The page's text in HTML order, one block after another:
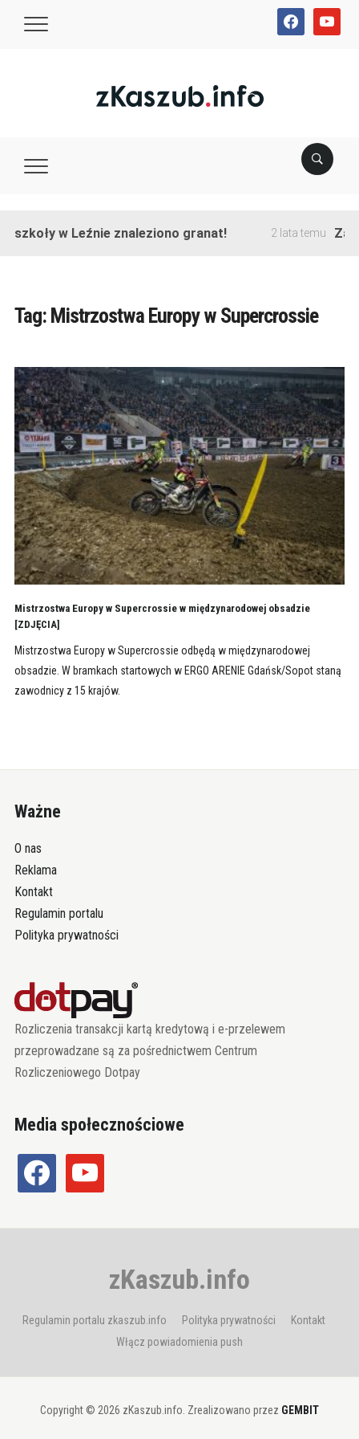
facebookyoutube
szkoły w Leźnie znaleziono granat! 2 lata temu
Tag: Mistrzostwa Europy w Supercrossie
Mistrzostwa Europy w Supercrossie w międzynarodowej obsadzie
[ZDJĘCIA]
Mistrzostwa Europy w Supercrossie odbędą w międzynarodowej
obsadzie. W bramkach startowych w ERGO ARENIE Gdańsk/Sopot staną
zawodnicy z 15 krajów.
Ważne
O nas
Reklama
Kontakt
Regulamin portalu
Polityka prywatności
Rozliczenia transakcji kartą kredytową i e-przelewem
przeprowadzane są za pośrednictwem Centrum
Rozliczeniowego Dotpay
Media społecznościowe
facebook youtube
zKaszub.info
Regulamin portalu zkaszub.info Polityka prywatności
Kontakt
Włącz powiadomienia push
Copyright © 2026 zKaszub.info. Zrealizowano przez GEMBIT